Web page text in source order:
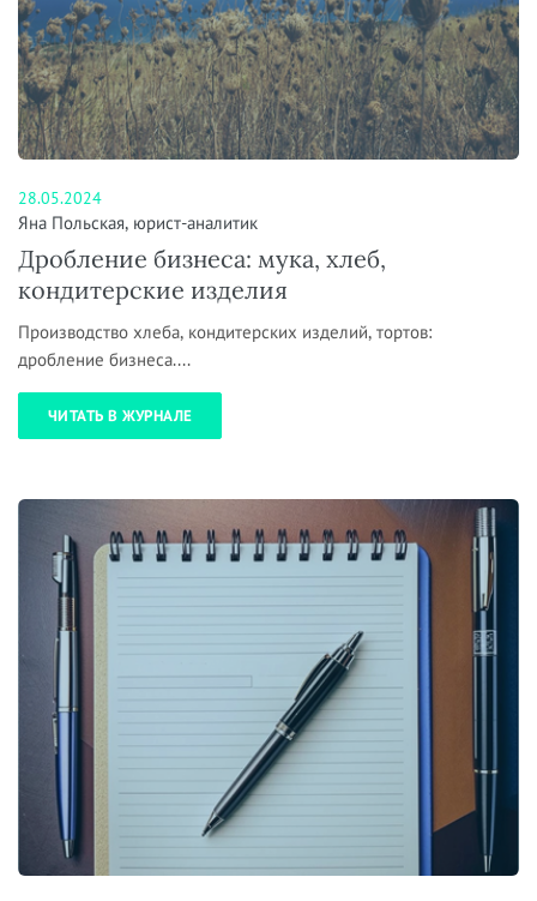
28.05.2024
Яна Польская, юрист-аналитик
Дробление бизнеса: мука, хлеб,
кондитерские изделия
Производство хлеба, кондитерских изделий, тортов:
дробление бизнеса....
ЧИТАТЬ В ЖУРНАЛЕ